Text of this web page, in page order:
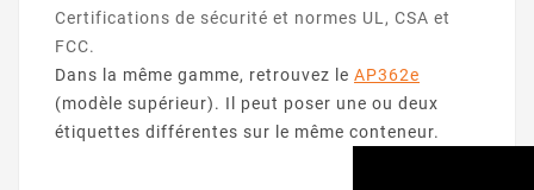
Certifications de sécurité et normes UL, CSA et
FCC.
Dans la même gamme, retrouvez le AP362e
(modèle supérieur). Il peut poser une ou deux
étiquettes différentes sur le même conteneur.